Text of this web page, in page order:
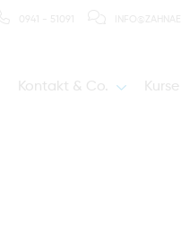
Kontakt & Co. Kurse